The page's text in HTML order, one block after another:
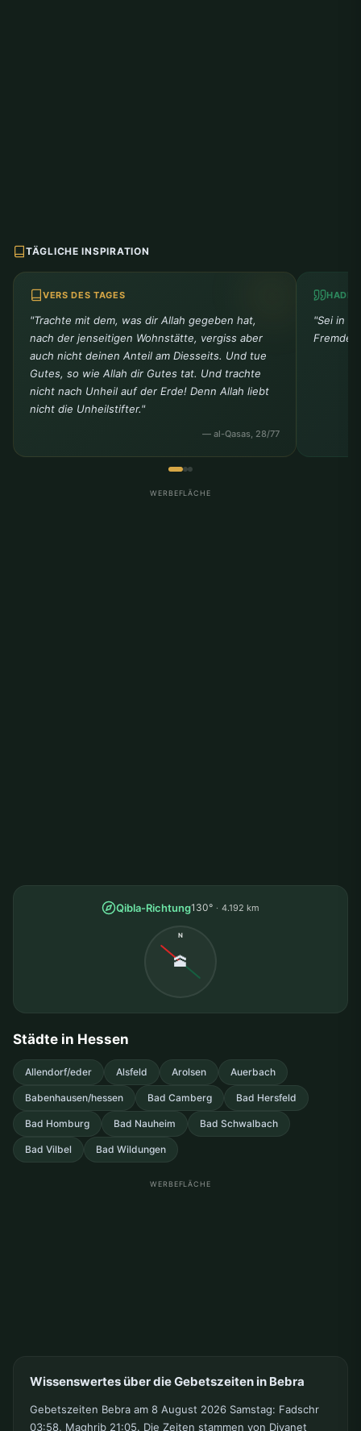
TÄGLICHE INSPIRATION
VERS DES TAGES
"Trachte mit dem, was dir Allah gegeben hat,
nach der jenseitigen Wohnstätte, vergiss aber
auch nicht deinen Anteil am Diesseits. Und tue
Gutes, so wie Allah dir Gutes tat. Und trachte
nicht nach Unheil auf der Erde! Denn Allah liebt
nicht die Unheilstifter."
— al-Qasas, 28/77
"Sei in
Fremder
WERBEFLÄCHE
Qibla-Richtung130° 4.192 km
N
🕋
Städte in Hessen
Allendorf/eder Alsfeld Arolsen Auerbach
Babenhausen/hessen Bad Camberg Bad Hersfeld
Bad Homburg Bad Nauheim Bad Schwalbach
Bad Vilbel Bad Wildungen
WERBEFLÄCHE
Wissenswertes über die Gebetszeiten in Bebra
Gebetszeiten Bebra am 8 August 2026 Samstag: Fadschr
03:58, Maghrib 21:05. Die Zeiten stammen von Diyanet